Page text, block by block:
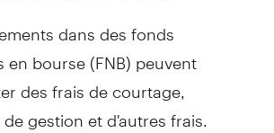
dans des fonds
en bourse (FNB) peuvent
des frais de courtage,
gestion et d'autres frais.